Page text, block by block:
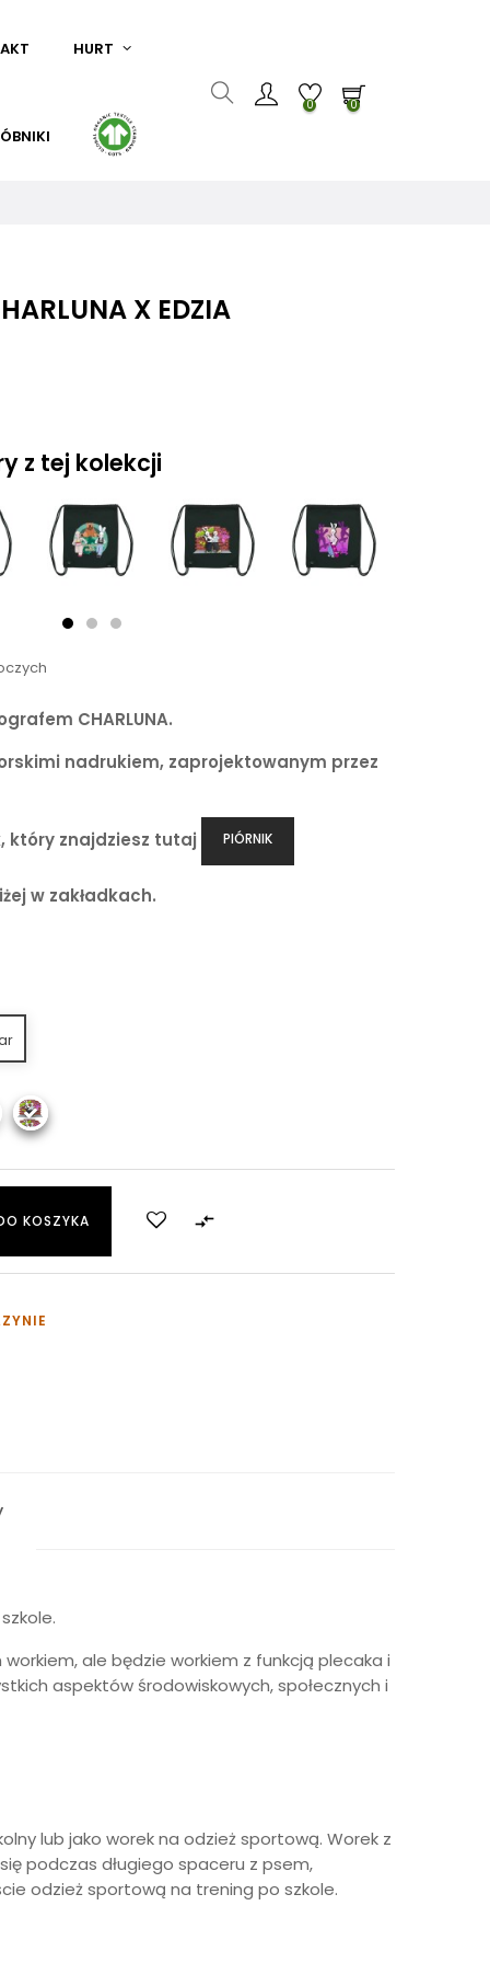
HURT
0 0
X EDZIA
z tej kolekcji
CHARLUNA.
nadrukiem, zaprojektowanym przez
który znajdziesz tutaj PIÓRNIK
w zakładkach.
KOSZYKA 
ale będzie workiem z funkcją plecaka i
aspektów środowiskowych, społecznych i
lub jako worek na odzież sportową. Worek z
podczas długiego spaceru z psem,
odzież sportową na trening po szkole.